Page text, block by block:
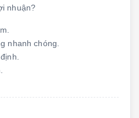
nhuận?
nhanh chóng.